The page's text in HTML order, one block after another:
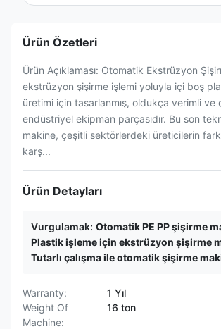
Ürün Özetleri
Ürün Açıklaması: Otomatik Ekstrüzyon
ekstrüzyon şişirme işlemi yoluyla içi boş
üretimi için tasarlanmış, oldukça verimli ve
endüstriyel ekipman parçasıdır. Bu son
makine, çeşitli sektörlerdeki üreticilerin
karş...
Ürün Detayları
Vurgulamak: Otomatik PE PP şişirme
Plastik işleme için ekstrüzyon şişirme
Tutarlı çalışma ile otomatik şişirme
Warranty:
1 Yıl
Weight Of
Machine:
16 ton